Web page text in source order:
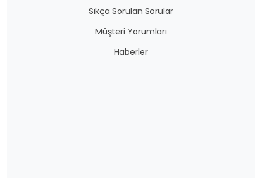
Sıkça Sorulan Sorular
Müşteri Yorumları
Haberler